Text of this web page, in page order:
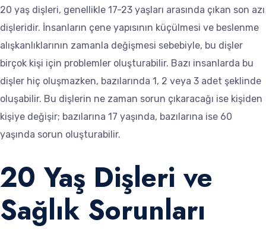
20 yaş dişleri, genellikle 17-23 yaşları arasında çıkan son azı
dişleridir. İnsanların çene yapısının küçülmesi ve beslenme
alışkanlıklarının zamanla değişmesi sebebiyle, bu dişler
birçok kişi için problemler oluşturabilir. Bazı insanlarda bu
dişler hiç oluşmazken, bazılarında 1, 2 veya 3 adet şeklinde
oluşabilir. Bu dişlerin ne zaman sorun çıkaracağı ise kişiden
kişiye değişir; bazılarına 17 yaşında, bazılarına ise 60
yaşında sorun oluşturabilir.
20 Yaş Dişleri ve
Sağlık Sorunları